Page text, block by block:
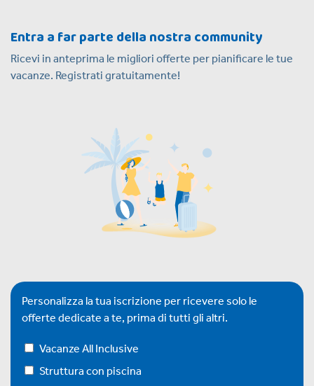
Entra a far parte della nostra community
Ricevi in anteprima le migliori offerte per pianificare le tue
vacanze. Registrati gratuitamente!
Personalizza la tua iscrizione per ricevere solo le
offerte dedicate a te, prima di tutti gli altri.
Vacanze All Inclusive
Struttura con piscina